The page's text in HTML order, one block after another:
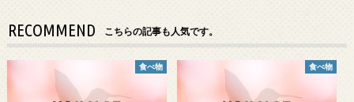
RECOMMEND こちらの記事も人気です。
食べ物 食べ物